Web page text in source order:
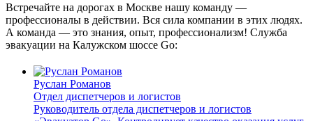
Встречайте на дорогах в Москве нашу команду —
профессионалы в действии. Вся сила компании в этих людях.
А команда — это знания, опыт, профессионализм! Служба
эвакуации на Калужском шоссе Go:
Руслан Романов
Отдел диспетчеров и логистов
Руководитель отдела диспетчеров и логистов